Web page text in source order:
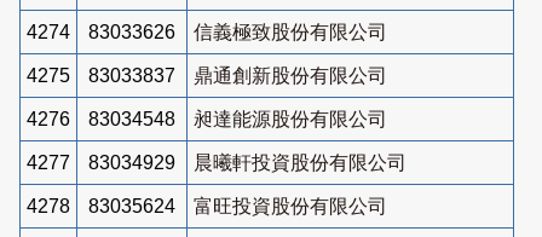
4274 83033626 信義極致股份有限公司
4275 83033837 鼎通創新股份有限公司
4276 83034548 昶達能源股份有限公司
4277 83034929 晨曦軒投資股份有限公司
4278 83035624 富旺投資股份有限公司